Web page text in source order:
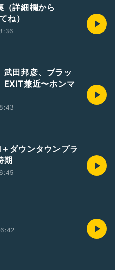
（詳細欄から
ね）
武田邦彦、ブラッ
EXIT兼近〜ホンマ
ダウンタウンプラ
期